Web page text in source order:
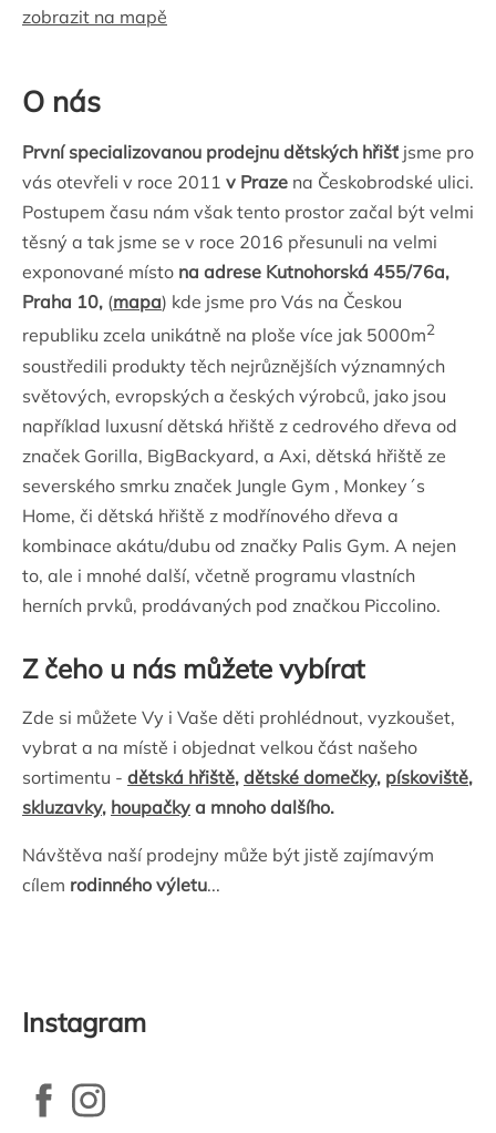
zobrazit na mapě
O nás
První specializovanou prodejnu dětských hřišť jsme pro
vás otevřeli v roce 2011 v Praze na Českobrodské ulici.
Postupem času nám však tento prostor začal být velmi
těsný a tak jsme se v roce 2016 přesunuli na velmi
exponované místo na adrese Kutnohorská 455/76a,
Praha 10, (mapa) kde jsme pro Vás na Českou
republiku zcela unikátně na ploše více jak 5000m2
soustředili produkty těch nejrůznějších významných
světových, evropských a českých výrobců, jako jsou
například luxusní dětská hřiště z cedrového dřeva od
značek Gorilla, BigBackyard, a Axi, dětská hřiště ze
severského smrku značek Jungle Gym , Monkey´s
Home, či dětská hřiště z modřínového dřeva a
kombinace akátu/dubu od značky Palis Gym. A nejen
to, ale i mnohé další, včetně programu vlastních
herních prvků, prodávaných pod značkou Piccolino.
Z čeho u nás můžete vybírat
Zde si můžete Vy i Vaše děti prohlédnout, vyzkoušet,
vybrat a na místě i objednat velkou část našeho
sortimentu - dětská hřiště, dětské domečky, pískoviště,
skluzavky, houpačky a mnoho dalšího.
Návštěva naší prodejny může být jistě zajímavým
cílem rodinného výletu...
Instagram